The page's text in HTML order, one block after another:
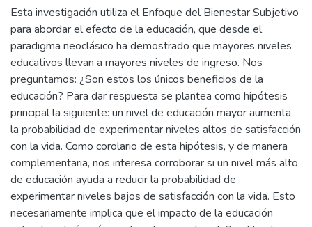
Esta investigación utiliza el Enfoque del Bienestar Subjetivo
para abordar el efecto de la educación, que desde el
paradigma neoclásico ha demostrado que mayores niveles
educativos llevan a mayores niveles de ingreso. Nos
preguntamos: ¿Son estos los únicos beneficios de la
educación? Para dar respuesta se plantea como hipótesis
principal la siguiente: un nivel de educación mayor aumenta
la probabilidad de experimentar niveles altos de satisfacción
con la vida. Como corolario de esta hipótesis, y de manera
complementaria, nos interesa corroborar si un nivel más alto
de educación ayuda a reducir la probabilidad de
experimentar niveles bajos de satisfacción con la vida. Esto
necesariamente implica que el impacto de la educación